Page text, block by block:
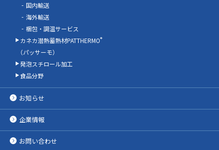
国内輸送
海外輸送
梱包・調温サービス
カネカ潜熱蓄熱材PATTHERMO®
（パッサーモ）
発泡スチロール加工
食品分野
お知らせ
企業情報
お問い合わせ